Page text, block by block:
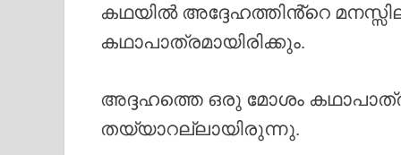
കഥയിൽ അദ്ദേഹത്തിൻ്റെ
കഥാപാത്രമായിരിക്കും.
അദ്ദഹത്തെ ഒരു മോശം
തയ്യാറല്ലായിരുന്നു.